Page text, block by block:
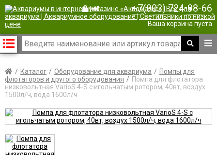
| +7(903) 724-98-66
Ваша корзина пуста
Каталог Оборудование для аквариума
Помпы для
флотаторов и другого оборудования
Помпа для флотатора
низковольтная VarioS 4-S с игольчатым ротором, 40вт, воздух
1500л/ч, вода 1600л/ч